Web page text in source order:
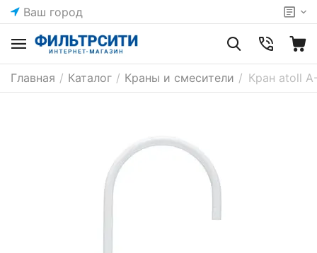
Ваш город
Главная / Каталог / Краны и смесители / Кран atoll